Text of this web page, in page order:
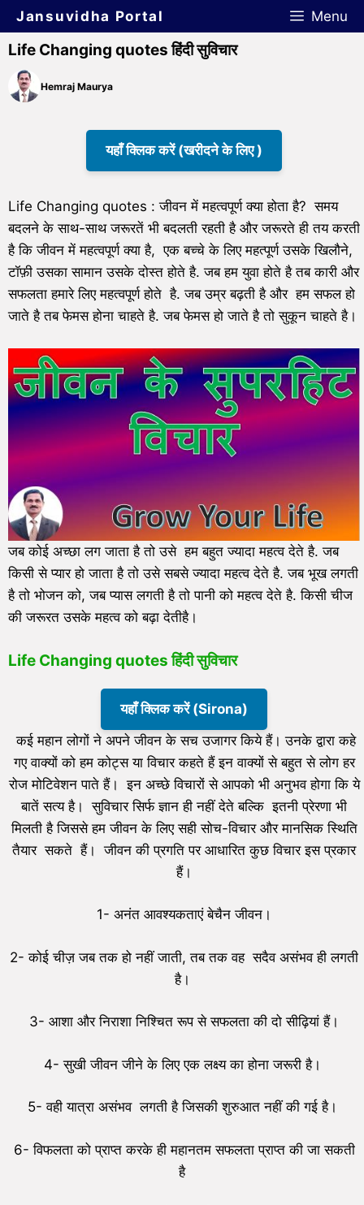
Jansuvidha Portal Menu
Life Changing quotes हिंदी सुविचार
Hemraj Maurya
यहाँ क्लिक करें (खरीदने के लिए )
Life Changing quotes : जीवन में महत्वपूर्ण क्या होता है? समय
बदलने के साथ-साथ जरूरतें भी बदलती रहती है और जरूरते ही तय करती
है कि जीवन में महत्वपूर्ण क्या है, एक बच्चे के लिए महत्पूर्ण उसके खिलौने,
टॉफ़ी उसका सामान उसके दोस्त होते है. जब हम युवा होते है तब कारी और
सफलता हमारे लिए महत्वपूर्ण होते है. जब उम्र बढ़ती है और हम सफल हो
जाते है तब फेमस होना चाहते है. जब फेमस हो जाते है तो सुकून चाहते है।
जब कोई अच्छा लग जाता है तो उसे हम बहुत ज्यादा महत्व देते है. जब
किसी से प्यार हो जाता है तो उसे सबसे ज्यादा महत्व देते है. जब भूख लगती
है तो भोजन को, जब प्यास लगती है तो पानी को महत्व देते है. किसी चीज
की जरूरत उसके महत्व को बढ़ा देतीहै।
Life Changing quotes हिंदी सुविचार
यहाँ क्लिक करें (Sirona)
कई महान लोगों ने अपने जीवन के सच उजागर किये हैं। उनके द्वारा कहे
गए वाक्यों को हम कोट्स या विचार कहते हैं इन वाक्यों से बहुत से लोग हर
रोज मोटिवेशन पाते हैं। इन अच्छे विचारों से आपको भी अनुभव होगा कि ये
बातें सत्य है। सुविचार सिर्फ ज्ञान ही नहीं देते बल्कि इतनी प्रेरणा भी
मिलती है जिससे हम जीवन के लिए सही सोच-विचार और मानसिक स्थिति
तैयार सकते हैं। जीवन की प्रगति पर आधारित कुछ विचार इस प्रकार
हैं।
1- अनंत आवश्यकताएं बेचैन जीवन।
2- कोई चीज़ जब तक हो नहीं जाती, तब तक वह सदैव असंभव ही लगती
है।
3- आशा और निराशा निश्चित रूप से सफलता की दो सीढ़ियां हैं।
4- सुखी जीवन जीने के लिए एक लक्ष्य का होना जरूरी है।
5- वही यात्रा असंभव लगती है जिसकी शुरुआत नहीं की गई है।
6- विफलता को प्राप्त करके ही महानतम सफलता प्राप्त की जा सकती
है